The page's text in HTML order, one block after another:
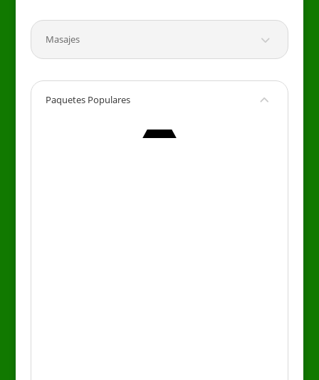
Masajes
Paquetes Populares